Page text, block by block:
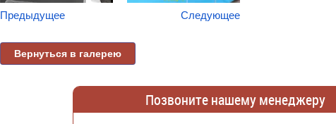
Предыдущее Следующее
Вернуться в галерею
Позвоните нашему менеджеру